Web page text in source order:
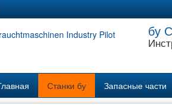
бу
Станки бу Запасные части